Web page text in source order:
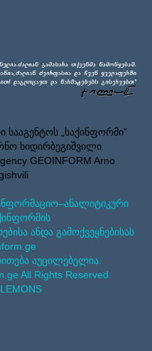
„საქინფორმი”
ხიდირბეგიშვილი
GEOINFORM Arno
ანდა გამოქვეყნებისას
აუცილებელია.
All Rights Reserved.